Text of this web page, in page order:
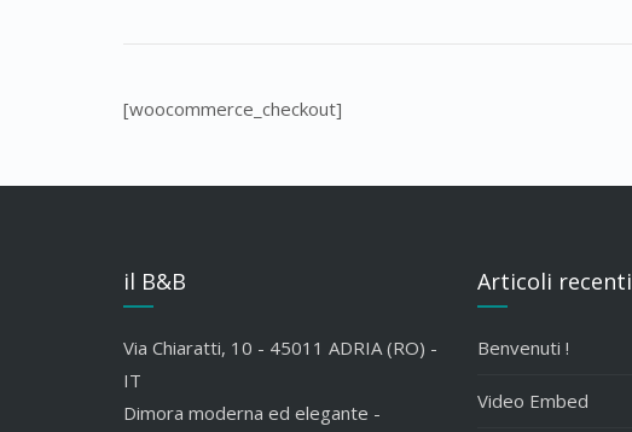
[woocommerce_checkout]
il B&B
Via Chiaratti, 10 - 45011 ADRIA (RO) -
IT
Dimora moderna ed elegante -
Articoli recenti
Benvenuti !
Video Embed